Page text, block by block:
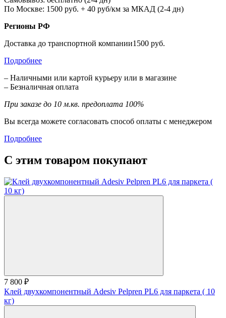
По Москве: 1500 руб. + 40 руб/км за МКАД (2-4 дн)
Регионы РФ
Доставка до транспортной компании1500 руб.
Подробнее
– Наличными или картой курьеру или в магазине
– Безналичная оплата
При заказе до 10 м.кв. предоплата 100%
Вы всегда можете согласовать способ оплаты с менеджером
Подробнее
С этим товаром покупают
7 800 ₽
Клей двухкомпонентный Adesiv Pelpren PL6 для паркета ( 10
кг)